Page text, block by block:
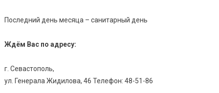
Последний день месяца – санитарный день
Ждём Вас по адресу:
г. Севастополь,
ул. Генерала Жидилова, 46 Телефон: 48-51-86